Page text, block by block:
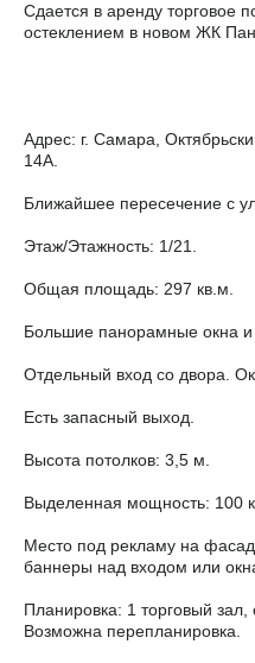
Сдается в аренду
остеклением в новом ЖК
Адрес: г. Самара,
14А.
Ближайшее пересечение с
Этаж/Этажность: 1/21.
Общая площадь: 297 кв.м.
Большие панорамные окна и
Отдельный вход со двора.
Есть запасный выход.
Высота потолков: 3,5 м.
Выделенная мощность: 100
Место под рекламу на
баннеры над входом или
Планировка: 1 торговый
Возможна перепланировка.